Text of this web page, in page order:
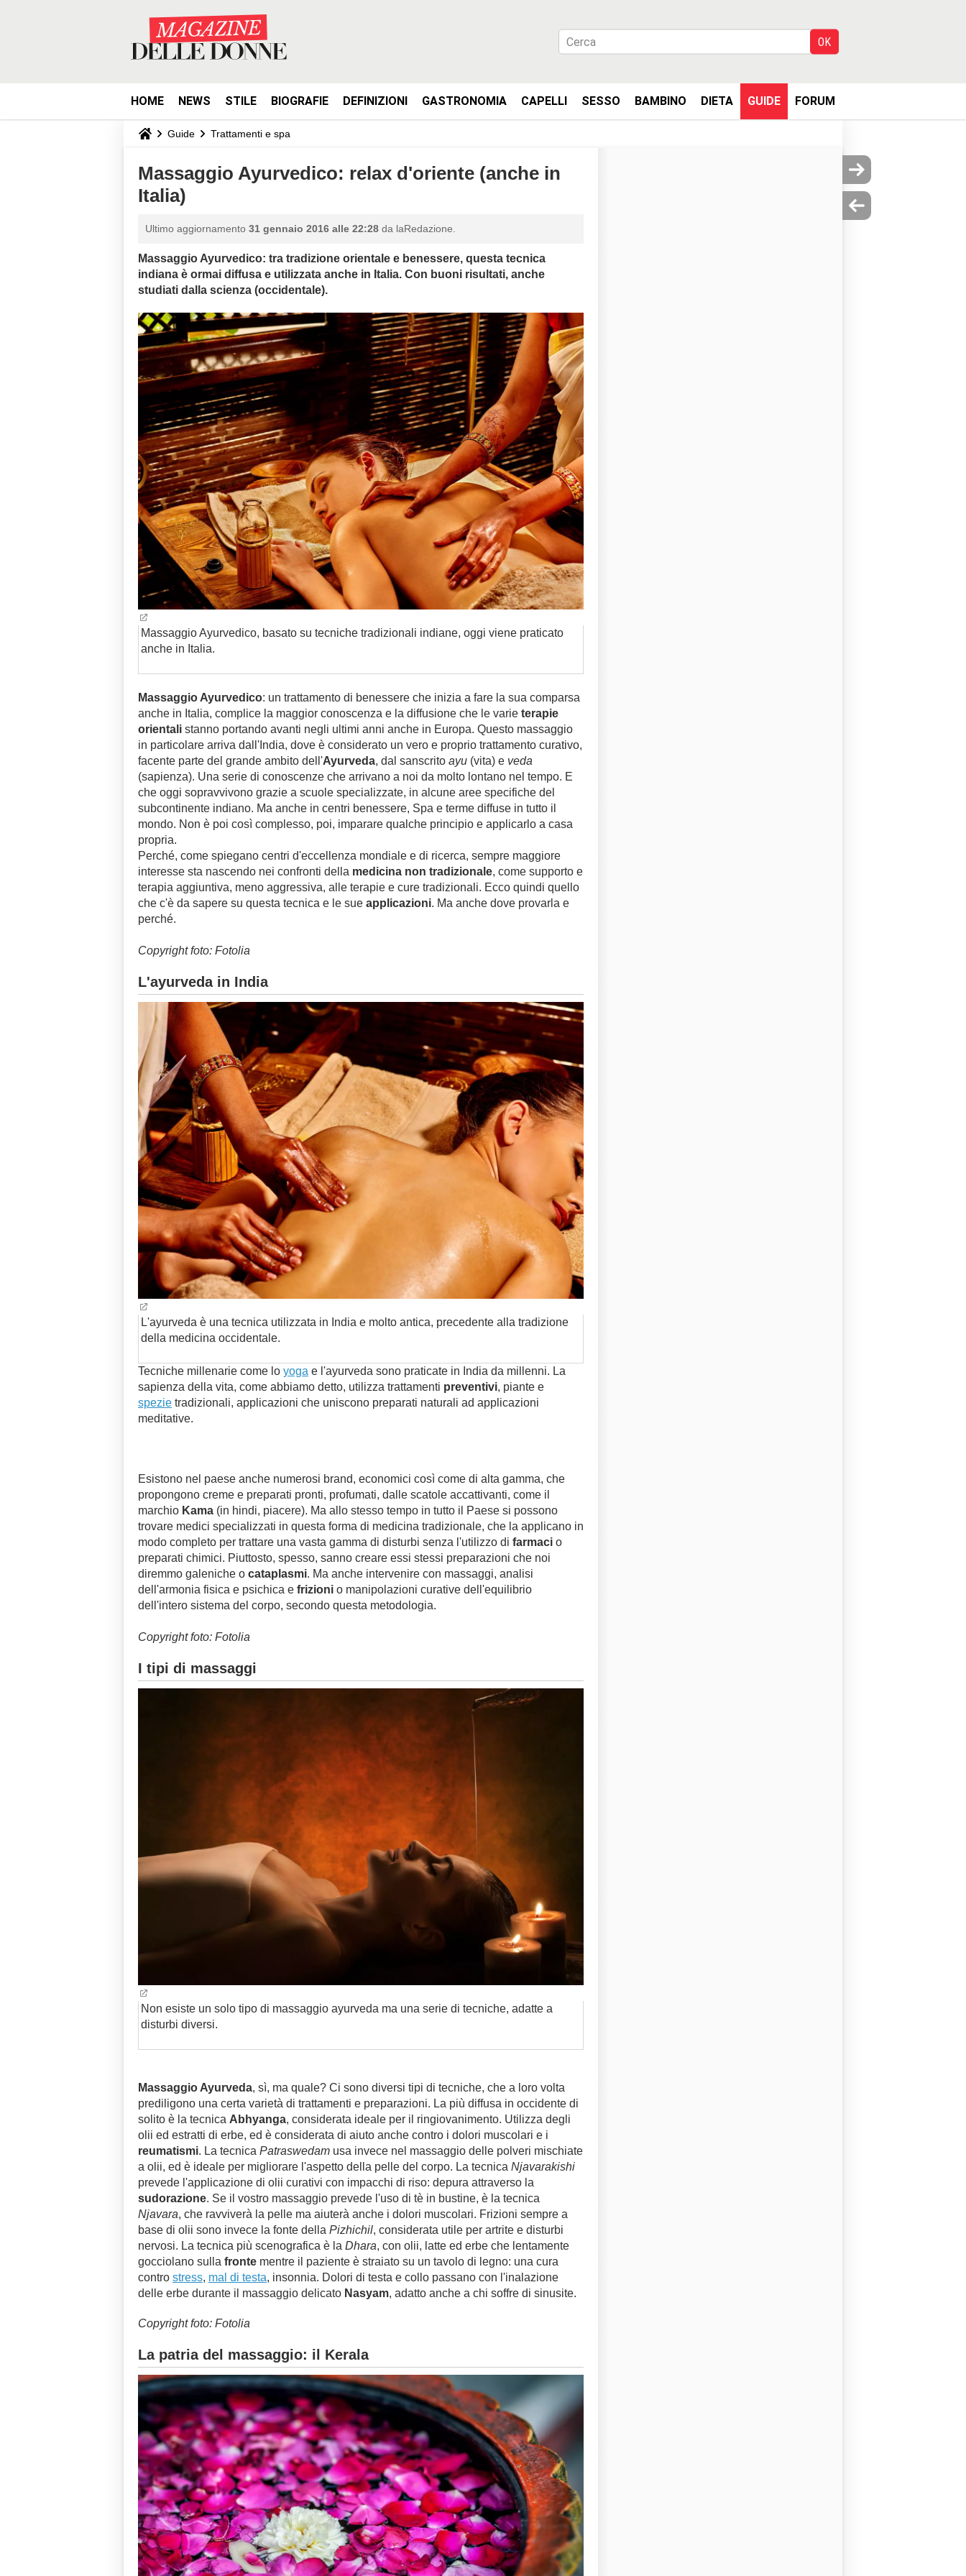
HOME NEWS STILE BIOGRAFIE DEFINIZIONI GASTRONOMIA CAPELLI SESSO BAMBINO DIETA GUIDE FORUM
Guide Trattamenti e spa
Massaggio Ayurvedico: relax d'oriente (anche in
Italia)
Ultimo aggiornamento 31 gennaio 2016 alle 22:28 da laRedazione.
Massaggio Ayurvedico: tra tradizione orientale e benessere, questa tecnica
indiana è ormai diffusa e utilizzata anche in Italia. Con buoni risultati, anche
studiati dalla scienza (occidentale).
Massaggio Ayurvedico, basato su tecniche tradizionali indiane, oggi viene praticato
anche in Italia.
Massaggio Ayurvedico: un trattamento di benessere che inizia a fare la sua comparsa
anche in Italia, complice la maggior conoscenza e la diffusione che le varie terapie
orientali stanno portando avanti negli ultimi anni anche in Europa. Questo massaggio
in particolare arriva dall'India, dove è considerato un vero e proprio trattamento curativo,
facente parte del grande ambito dell'Ayurveda, dal sanscrito ayu (vita) e veda
(sapienza). Una serie di conoscenze che arrivano a noi da molto lontano nel tempo. E
che oggi sopravvivono grazie a scuole specializzate, in alcune aree specifiche del
subcontinente indiano. Ma anche in centri benessere, Spa e terme diffuse in tutto il
mondo. Non è poi così complesso, poi, imparare qualche principio e applicarlo a casa
propria.
Perché, come spiegano centri d'eccellenza mondiale e di ricerca, sempre maggiore
interesse sta nascendo nei confronti della medicina non tradizionale, come supporto e
terapia aggiuntiva, meno aggressiva, alle terapie e cure tradizionali. Ecco quindi quello
che c'è da sapere su questa tecnica e le sue applicazioni. Ma anche dove provarla e
perché.
Copyright foto: Fotolia
L'ayurveda in India
L'ayurveda è una tecnica utilizzata in India e molto antica, precedente alla tradizione
della medicina occidentale.
Tecniche millenarie come lo yoga e l'ayurveda sono praticate in India da millenni. La
sapienza della vita, come abbiamo detto, utilizza trattamenti preventivi, piante e
spezie tradizionali, applicazioni che uniscono preparati naturali ad applicazioni
meditative.
Esistono nel paese anche numerosi brand, economici così come di alta gamma, che
propongono creme e preparati pronti, profumati, dalle scatole accattivanti, come il
marchio Kama (in hindi, piacere). Ma allo stesso tempo in tutto il Paese si possono
trovare medici specializzati in questa forma di medicina tradizionale, che la applicano in
modo completo per trattare una vasta gamma di disturbi senza l'utilizzo di farmaci o
preparati chimici. Piuttosto, spesso, sanno creare essi stessi preparazioni che noi
diremmo galeniche o cataplasmi. Ma anche intervenire con massaggi, analisi
dell'armonia fisica e psichica e frizioni o manipolazioni curative dell'equilibrio
dell'intero sistema del corpo, secondo questa metodologia.
Copyright foto: Fotolia
I tipi di massaggi
Non esiste un solo tipo di massaggio ayurveda ma una serie di tecniche, adatte a
disturbi diversi.
Massaggio Ayurveda, sì, ma quale? Ci sono diversi tipi di tecniche, che a loro volta
prediligono una certa varietà di trattamenti e preparazioni. La più diffusa in occidente di
solito è la tecnica Abhyanga, considerata ideale per il ringiovanimento. Utilizza degli
olii ed estratti di erbe, ed è considerata di aiuto anche contro i dolori muscolari e i
reumatismi. La tecnica Patraswedam usa invece nel massaggio delle polveri mischiate
a olii, ed è ideale per migliorare l'aspetto della pelle del corpo. La tecnica Njavarakishi
prevede l'applicazione di olii curativi con impacchi di riso: depura attraverso la
sudorazione. Se il vostro massaggio prevede l'uso di tè in bustine, è la tecnica
Njavara, che ravviverà la pelle ma aiuterà anche i dolori muscolari. Frizioni sempre a
base di olii sono invece la fonte della Pizhichil, considerata utile per artrite e disturbi
nervosi. La tecnica più scenografica è la Dhara, con olii, latte ed erbe che lentamente
gocciolano sulla fronte mentre il paziente è straiato su un tavolo di legno: una cura
contro stress, mal di testa, insonnia. Dolori di testa e collo passano con l'inalazione
delle erbe durante il massaggio delicato Nasyam, adatto anche a chi soffre di sinusite.
Copyright foto: Fotolia
La patria del massaggio: il Kerala